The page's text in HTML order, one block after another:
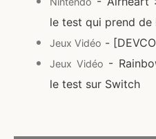
le test qui prend de
Jeux Vidéo -
Jeux Vidéo -
le test sur Switch